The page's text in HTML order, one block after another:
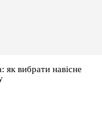
як вибрати навісне